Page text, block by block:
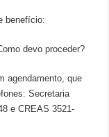
benefício:
devo proceder?
agendamento, que
Secretaria
e CREAS 3521-